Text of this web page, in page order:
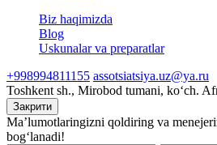
Biz haqimizda
Blog
Uskunalar va preparatlar
+998994811155 assotsiatsiya.uz@ya.ru
Toshkent sh., Mirobod tumani, koʻch.
Закрити
Ma’lumotlaringizni qoldiring va
bog‘lanadi!